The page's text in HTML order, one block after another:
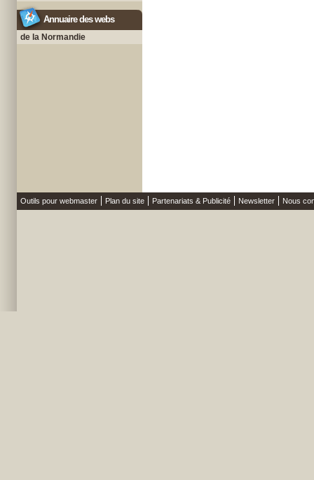
Annuaire des webs
de la Normandie
Outils pour webmaster Plan du site Partenariats & Publicité Newsletter Nous